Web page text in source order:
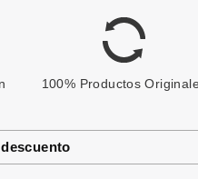
100% Productos